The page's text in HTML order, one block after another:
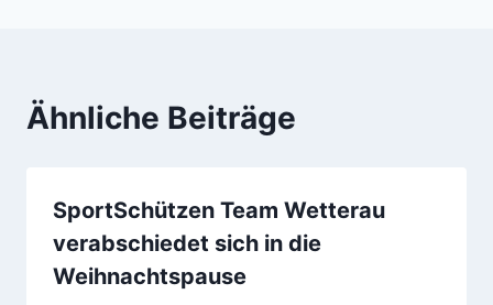
Ähnliche Beiträge
SportSchützen Team Wetterau
verabschiedet sich in die
Weihnachtspause